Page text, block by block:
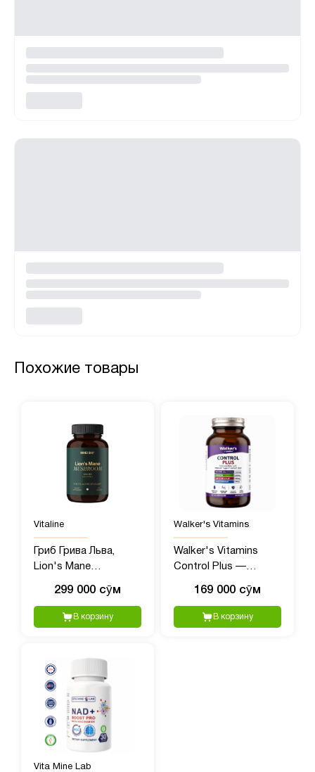
Похожие товары
Vitaline
Гриб Грива Льва,
Lion's Mane
1000 мг, 60 капсул
299 000 сӯм
В корзину
Walker's Vitamins
Walker's Vitamins
Control Plus —
гормонального
баланса и
метаболизма, 90
169 000 сӯм
В корзину
Vita Mine Lab